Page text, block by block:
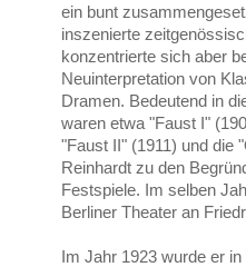
ein bunt
inszenierte
konzentrierte sich aber
Neuinterpretation von
Dramen. Bedeutend in
waren etwa "Faust I"
"Faust II" (1911) und die
Reinhardt zu den
Festspiele. Im selben
Berliner Theater an
Im Jahr 1923 wurde er